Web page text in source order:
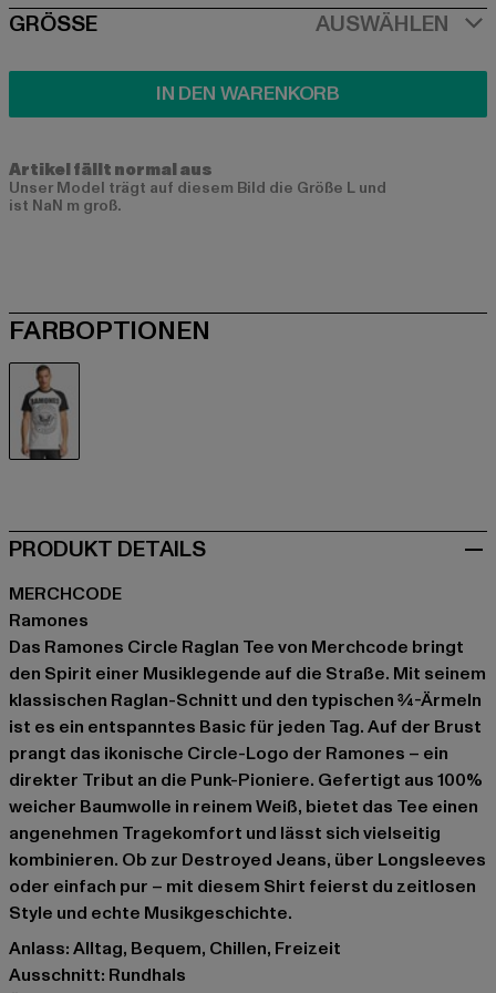
SIZE
GRÖSSE AUSWÄHLEN
IN DEN WARENKORB
Artikel fällt normal aus
Unser Model trägt auf diesem Bild die Größe L und
ist NaN m groß.
FARBOPTIONEN
PRODUKT DETAILS
MERCHCODE
Ramones
Das Ramones Circle Raglan Tee von Merchcode bringt
den Spirit einer Musiklegende auf die Straße. Mit seinem
klassischen Raglan-Schnitt und den typischen ¾-Ärmeln
ist es ein entspanntes Basic für jeden Tag. Auf der Brust
prangt das ikonische Circle-Logo der Ramones – ein
direkter Tribut an die Punk-Pioniere. Gefertigt aus 100%
weicher Baumwolle in reinem Weiß, bietet das Tee einen
angenehmen Tragekomfort und lässt sich vielseitig
kombinieren. Ob zur Destroyed Jeans, über Longsleeves
oder einfach pur – mit diesem Shirt feierst du zeitlosen
Style und echte Musikgeschichte.
Anlass: Alltag, Bequem, Chillen, Freizeit
Ausschnitt: Rundhals